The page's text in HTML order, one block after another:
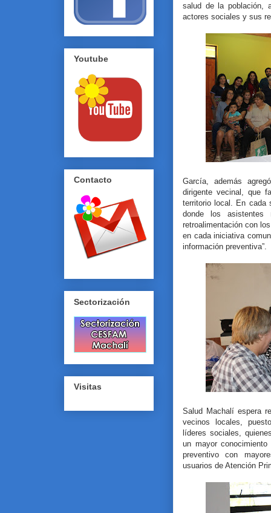
salud de la población,
actores sociales y sus
García, además
dirigente vecinal, que
territorio local. En cada
donde los asistentes
retroalimentación con
en cada iniciativa
información preventiva”.
Salud Machalí espera
vecinos locales,
líderes sociales,
un mayor
preventivo con
usuarios de Atención
Youtube
Contacto
Sectorización
Visitas